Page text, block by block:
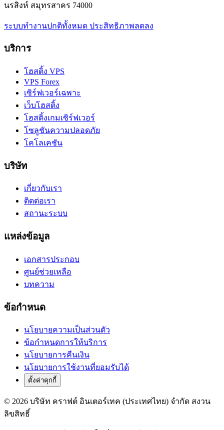
นรสิงห์ สมุทรสาคร 74000
ระบบทำงานปกติทั้งหมด ประสิทธิภาพลดลง
บริการ
โฮสติ้ง VPS
VPS Forex
เซิร์ฟเวอร์เฉพาะ
เว็บโฮสติ้ง
โฮสติ้งเกมเซิร์ฟเวอร์
โซลูชันความปลอดภัย
โคโลเคชัน
บริษัท
เกี่ยวกับเรา
ติดต่อเรา
สถานะระบบ
แหล่งข้อมูล
เอกสารประกอบ
ศูนย์ช่วยเหลือ
บทความ
ข้อกำหนด
นโยบายความเป็นส่วนตัว
ข้อกำหนดการให้บริการ
นโยบายการคืนเงิน
นโยบายการใช้งานที่ยอมรับได้
ตั้งค่าคุกกี้
© 2026 บริษัท คราฟต์ อินเตอร์เทค (ประเทศไทย) จำกัด สงวน
ลิขสิทธิ์